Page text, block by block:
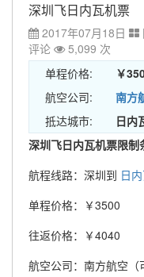
深圳飞日内瓦机票
2017年07月18日
评论
5,099 次
单程价格:
￥
航空公司:
南方
抵达城市:
日内
深圳飞日内瓦机票限制
航程线路：深圳到 日
单程价格：￥3500
往返价格：￥4040
航空公司：南方航空